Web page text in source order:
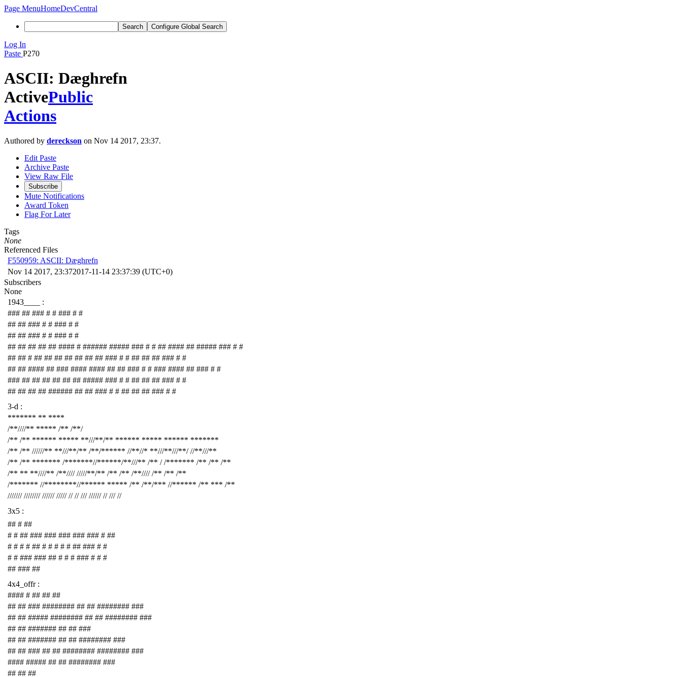
Page MenuHomeDevCentral
Search Configure Global Search
Log In
Paste P270
ASCII: Dæghrefn
ActivePublic
Actions
Authored by dereckson on Nov 14 2017, 23:37.
Edit Paste
Archive Paste
View Raw File
Subscribe
Mute Notifications
Award Token
Flag For Later
Tags
None
Referenced Files
F550959: ASCII: Dæghrefn
Nov 14 2017, 23:372017-11-14 23:37:39 (UTC+0)
Subscribers
None
1943____ :
### ## ### # # ### # #
## ## ### # # ### # #
## ## ### # # ### # #
## ## ## ## ## #### # ###### ##### ### # # ## #### ## ##### ### # #
## ## # ## ## ## ## ## ## ## ### # # ## ## ## ### # #
## ## #### ## ### #### #### ## ## ### # # ### #### ## ### # #
### ## ## ## ## ## ## ##### ### # # ## ## ## ### # #
## ## ## ## ###### ## ## ### # # ## ## ## ### # #
3-d :
******* ** ****
/**////** ***** /** /**/
/** /** ****** ***** **///**/** ****** ***** ****** *******
/** /** //////** **///**/** /**/****** //**//* **///**///**/ //**///**
/** /** ******* /*******//******/**///** /** / /******* /** /** /**
/** ** **////** /**//// /////**/** /** /** /**//// /** /** /**
/******* //********//****** ***** /** /**/*** //****** /** *** /**
/////// //////// ////// ///// // // /// ////// // /// //
3x5 :
## # ##
# # ## ### ### ### ### ### # ##
# # # # ## # # # # # ## ### # #
# # ### ### ## # # # ### # # #
## ### ##
4x4_offr :
#### # ## ## ##
## ## ### ######## ## ## ######## ###
## ## ##### ######## ## ## ######## ###
## ## ####### ## ## ###
## ## ####### ## ## ######## ###
## ## ### ## ## ######## ######## ###
#### ##### ## ## ######## ###
## ## ##